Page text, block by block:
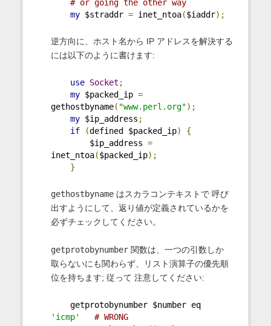
# or going the other way
my $straddr = inet_ntoa($iaddr);
逆方向に、ホスト名から IP アドレスを解決する
には以下のように書けます:
use Socket ;
my $packed_ip =
gethostbyname( "www.perl.org");
my $ip_address ;
if
(defined $packed_ip)
{
$ip_address =
inet_ntoa($packed_ip);
}
gethostbynameはスカラコンテキストで 呼び
出すようにして、返り値が定義されているかを
必ずチェックしてください。
getprotobynumber関数は、一つの引数しか
取らないにも関わらず、リスト演算子の優先順
位を持ちます; 従って 注意してください:
getprotobynumber $number eq
'icmp'
# WRONG